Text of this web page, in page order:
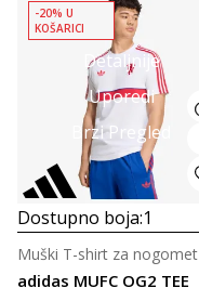
Detaljnije
Uporedi
Brzi Pregled
-20% U
KOŠARICI
Dostupno boja:1
adidas MUFC OG2 TEE
Muški T-shirt za nogomet